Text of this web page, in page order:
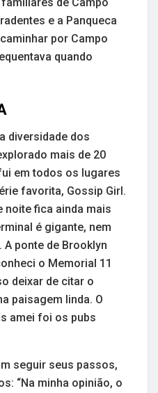
e a Panqueca
por Campo
quando
diversidade dos
mais de 20
em todos os lugares
favorita, Gossip Girl.
noite fica ainda mais
é gigante, nem
ponte de Brooklyn
o Memorial 11
deixar de citar o
paisagem linda. O
amei foi os pubs
seguir seus passos,
“Na minha opinião, o